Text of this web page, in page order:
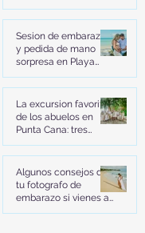
Playa Uvero Alto
Punta Cana | La
historia de Diego y
Javiera
Sesion de embarazo
y pedida de mano
sorpresa en Playa
Macao Punta Cana |
La historia de John y
Carmen
La excursion favorita
de los abuelos en
Punta Cana: tres
generaciones, 21
familiares y
recuerdos para toda
la vida
Algunos consejos de
tu fotografo de
embarazo si vienes al
Hotel Excellence El